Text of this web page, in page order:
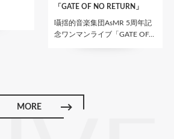
「GATE OF NO RETURN」
囁揺的音楽集団AsMR 5周年記
念ワンマンライブ「GATE OF…
MORE